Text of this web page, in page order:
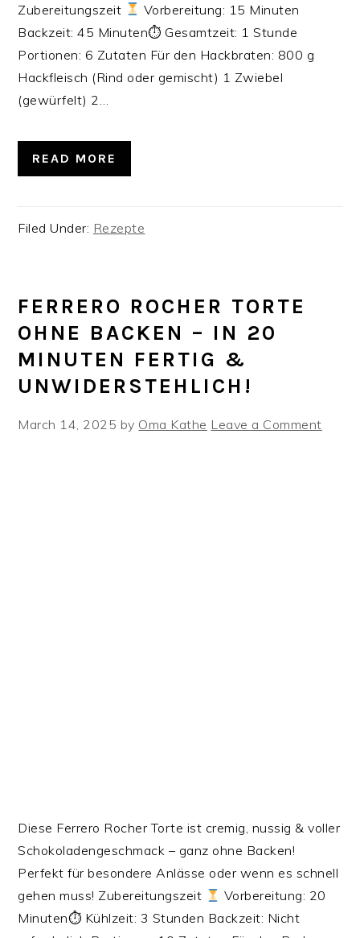
Zubereitungszeit
Vorbereitung: 15 Minuten
Backzeit: 45 Minuten⏱ Gesamtzeit: 1 Stunde‍‍‍
Portionen: 6 Zutaten Für den Hackbraten: 800 g
Hackfleisch (Rind oder gemischt) 1 Zwiebel
(gewürfelt) 2…
READ MORE
Filed Under: Rezepte
FERRERO ROCHER TORTE
OHNE BACKEN – IN 20
MINUTEN FERTIG &
UNWIDERSTEHLICH!
March 14, 2025 by Oma Kathe Leave a Comment
Diese Ferrero Rocher Torte ist cremig, nussig & voller
Schokoladengeschmack – ganz ohne Backen!
Perfekt für besondere Anlässe oder wenn es schnell
gehen muss! Zubereitungszeit
Vorbereitung: 20
Minuten⏱ Kühlzeit: 3 Stunden Backzeit: Nicht